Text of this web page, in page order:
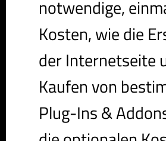
notwendige,
Kosten, wie die
der Internetseite
Kaufen von
Plug-Ins &